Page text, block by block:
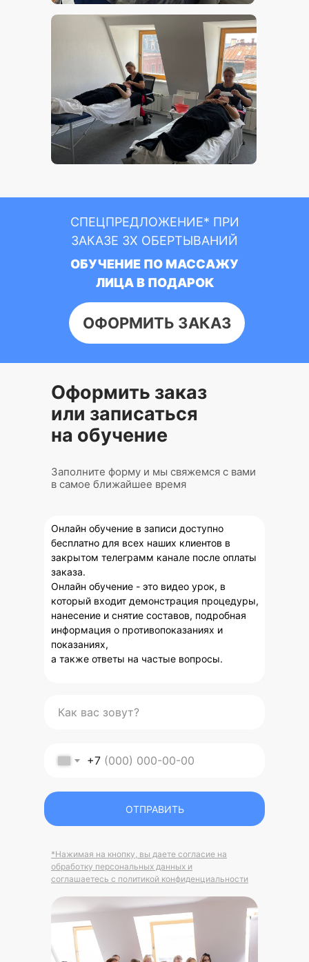
СПЕЦПРЕДЛОЖЕНИЕ* ПРИ
ЗАКАЗЕ 3Х ОБЕРТЫВАНИЙ
ОФОРМИТЬ ЗАКАЗ
ОБУЧЕНИЕ ПО МАССАЖУ
ЛИЦА В ПОДАРОК
Оформить заказ
или записаться
на обучение
Заполните форму и мы свяжемся с вами
в самое ближайшее время
*Нажимая на кнопку, вы даете согласие на
обработку персональных данных и
соглашаетесь c политикой конфиденциальности
+7
ОТПРАВИТЬ
Онлайн обучение в записи доступно
бесплатно для всех наших клиентов в
закрытом телеграмм канале после оплаты
заказа.
Онлайн обучение - это видео урок, в
который входит демонстрация процедуры,
нанесение и снятие составов, подробная
информация о противопоказаниях и
показаниях,
а также ответы на частые вопросы.